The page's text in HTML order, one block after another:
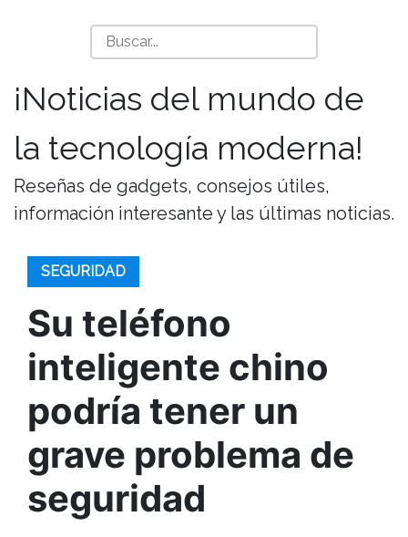
¡Noticias del mundo de
la tecnología moderna!
Reseñas de gadgets, consejos útiles,
información interesante y las últimas noticias.
SEGURIDAD
Su teléfono
inteligente chino
podría tener un
grave problema de
seguridad